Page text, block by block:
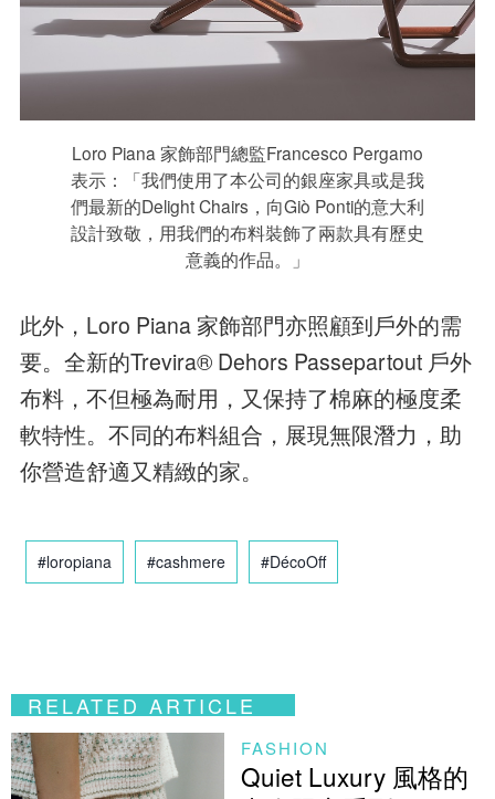
Loro Piana 家飾部門總監Francesco Pergamo
表示：「我們使用了本公司的銀座家具或是我
們最新的Delight Chairs，向Giò Ponti的意大利
設計致敬，用我們的布料裝飾了兩款具有歷史
意義的作品。」
此外，Loro Piana 家飾部門亦照顧到戶外的需
要。全新的Trevira® Dehors Passepartout 戶外
布料，不但極為耐用，又保持了棉麻的極度柔
軟特性。不同的布料組合，展現無限潛力，助
你營造舒適又精緻的家。
#loropiana #cashmere #DécoOff
RELATED ARTICLE
FASHION
Quiet Luxury 風格的